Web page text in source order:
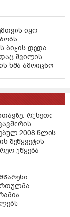
იყო
ბიჭის დედა
შვილის
ხმა ამოიცნო
რუსეთი
2008 წლის
შეწყვეტის
უწყება